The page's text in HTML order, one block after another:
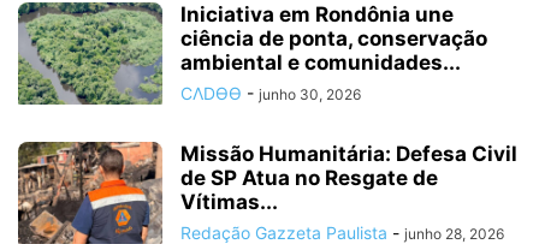
Iniciativa em Rondônia une
ciência de ponta, conservação
ambiental e comunidades...
CΛDӨӨ - junho 30, 2026
Missão Humanitária: Defesa Civil
de SP Atua no Resgate de
Vítimas...
Redação Gazzeta Paulista - junho 28, 2026